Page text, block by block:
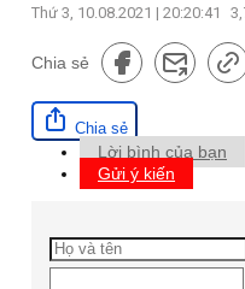
Thứ 3, 10.08.2021 | 20:20:41
Chia sẻ
Chia sẻ
Lời bình của bạn
Gửi ý kiến